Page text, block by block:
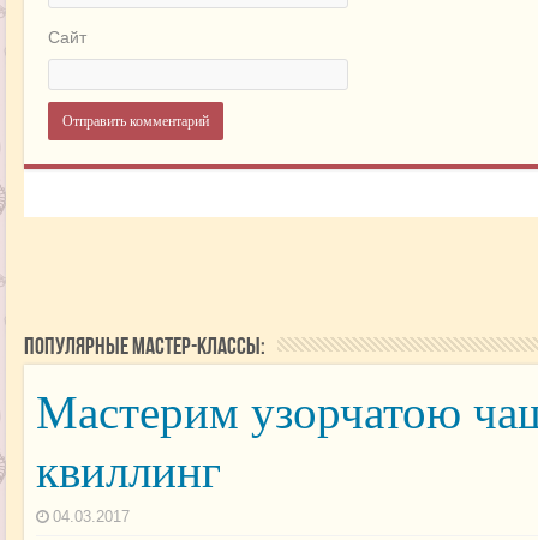
Сайт
Популярные мастер-классы:
Мастерим узорчатою
квиллинг
04.03.2017